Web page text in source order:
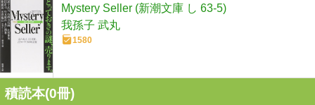
Mystery Seller (新潮文庫 し 63-5)
我孫子 武丸
1580
積読本(0冊)